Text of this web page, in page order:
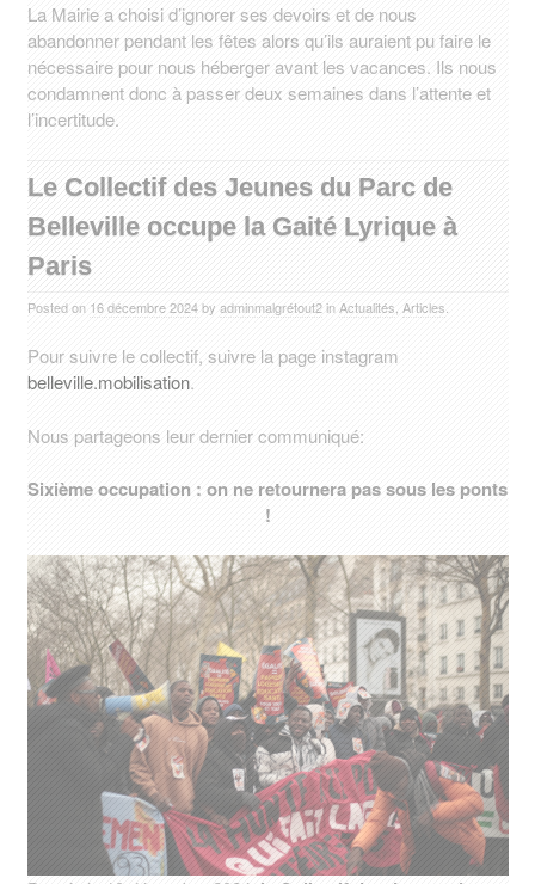
La Mairie a choisi d’ignorer ses devoirs et de nous
abandonner pendant les fêtes alors qu’ils auraient pu faire le
nécessaire pour nous héberger avant les vacances. Ils nous
condamnent donc à passer deux semaines dans l’attente et
l’incertitude.
Le Collectif des Jeunes du Parc de
Belleville occupe la Gaité Lyrique à
Paris
Posted on 16 décembre 2024by adminmalgrétout2 in Actualités Articles
Pour suivre le collectif, suivre la page instagram
belleville.mobilisation.
Nous partageons leur dernier communiqué:
Sixième occupation : on ne retournera pas sous les ponts
!